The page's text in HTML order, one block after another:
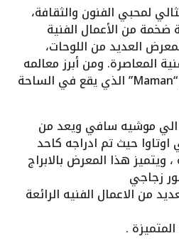
لمحبي الفنون والثقافة،
من الأعمال الفنية
العديد من اللوحات،
المعاصرة. ومن أبرز معالمه
تمثال العنكبوت الشهير “Maman” الذي يقع في الساحة
الي موشيه سافي ويعد من
حيث تم ادراجه كاحد
ويتميز هذا المعرض بالابراج
زجاجي
من الاعمال الفنيه الرائعة
.